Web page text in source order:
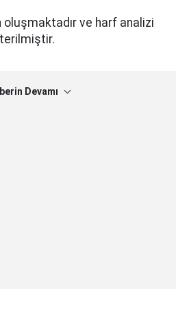
ve harf analizi
Devamı